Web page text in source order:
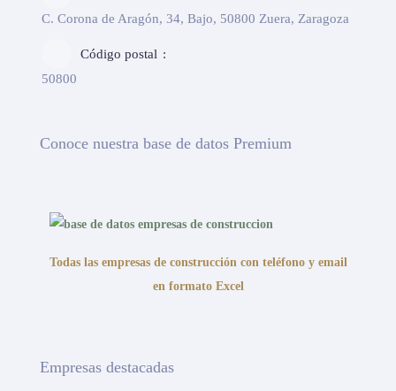
C. Corona de Aragón, 34, Bajo, 50800 Zuera, Zaragoza
Código postal
50800
Conoce nuestra base de datos Premium
Todas las empresas de construcción con teléfono y email
en formato Excel
Empresas destacadas